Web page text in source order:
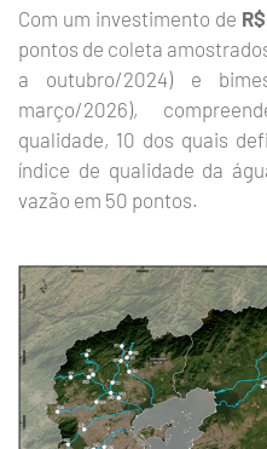
Com um investimento de
pontos de coleta
a outubro/2024) e
março/2026),
qualidade, 10 dos quais
índice de qualidade da
vazão em 50 pontos.